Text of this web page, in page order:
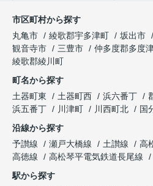
市区町村から探す
丸亀市
綾歌郡宇多津町 坂出市
観音寺市
三豊市 仲多度郡多度
綾歌郡綾川町
町名から探す
土器町東
土器町西 浜六番丁
浜五番丁
川津町 川西町北 国
沿線から探す
予讃線
瀬戸大橋線 土讃線
高
高徳線
高松琴平電気鉄道長尾線
駅から探す